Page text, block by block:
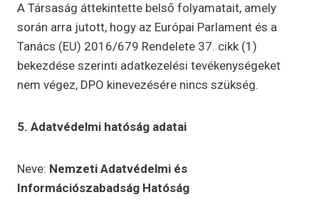
A Társaság áttekintette belső folyamatait, amely
során arra jutott, hogy az Európai Parlament és a
Tanács (EU) 2016/679 Rendelete 37. cikk (1)
bekezdése szerinti adatkezelési tevékenységeket
nem végez, DPO kinevezésére nincs szükség.
5. Adatvédelmi hatóság adatai
Neve: Nemzeti Adatvédelmi és
Információszabadság Hatóság